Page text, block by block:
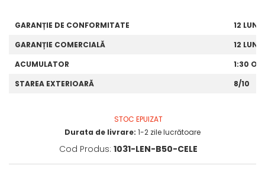
GARANȚIE DE CONFORMITATE
12 LUNI
GARANȚIE COMERCIALĂ
12 LUNI
ACUMULATOR
1:30
STAREA EXTERIOARĂ
8/10
STOC EPUIZAT
Durata de livrare: 1-2 zile lucrătoare
Cod Produs: 1031-LEN-B50-CELE